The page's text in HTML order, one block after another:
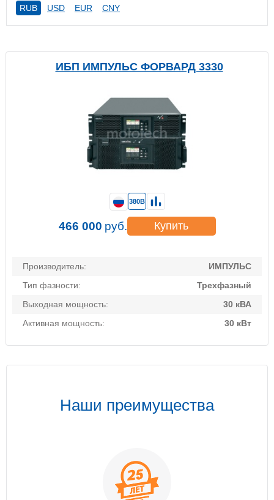
RUB USD EUR CNY
ИБП ИМПУЛЬС ФОРВАРД 3330
Производитель:
ИМПУЛЬС
Тип фазности:
Трехфазный
Выходная мощность:
30 кВА
Активная мощность:
30 кВт
380В
466 000 руб. Купить
Наши преимущества